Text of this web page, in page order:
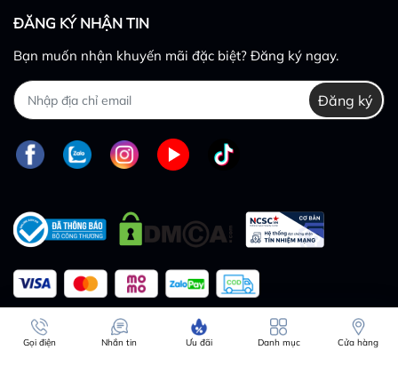
ĐĂNG KÝ NHẬN TIN
Bạn muốn nhận khuyến mãi đặc biệt? Đăng ký ngay.
Đăng ký
So sánh
Gọi điện Nhắn tin Ưu đãi Danh mục Cửa hàng